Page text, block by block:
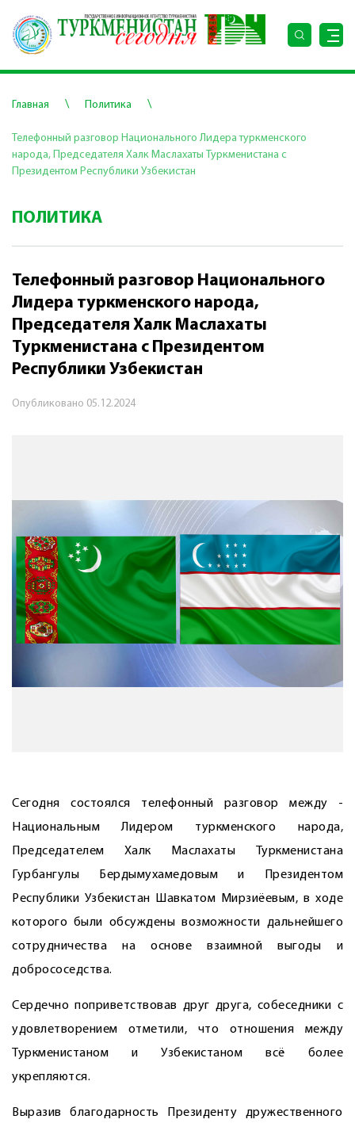
Главная \ Политика \
Телефонный разговор Национального Лидера туркменского
народа, Председателя Халк Маслахаты Туркменистана с
Президентом Республики Узбекистан
ПОЛИТИКА
Телефонный разговор Национального
Лидера туркменского народа,
Председателя Халк Маслахаты
Туркменистана с Президентом
Республики Узбекистан
Опубликовано 05.12.2024
Сегодня состоялся телефонный разговор между ­
Национальным Лидером туркменского народа,
Председателем Халк Маслахаты Туркменистана
Гурбангулы Бердымухамедовым и Президентом
Республики Узбекистан Шавкатом Мирзиёевым, в ходе
которого были обсуждены возможности дальнейшего
сотрудничества на основе взаимной выгоды и
добрососедства.
Сердечно поприветствовав друг друга, собеседники с
удовлетворением отметили, что отношения между
Туркменистаном и Узбекистаном всё более
укрепляются.
Выразив благодарность Президенту дружественного